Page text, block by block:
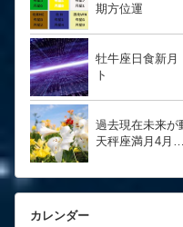
期方位運
牡牛座日食新
ト
過去現在未来が
天秤座満月4月
カレンダー